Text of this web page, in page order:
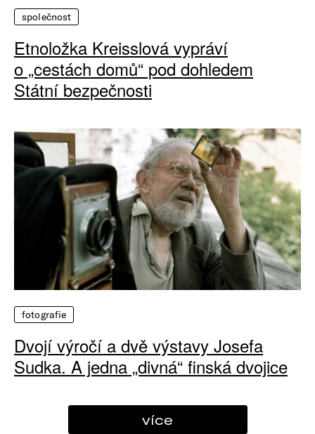
společnost
Etnoložka Kreisslová vypráví
o „cestách domů“ pod dohledem
Státní bezpečnosti
fotografie
Dvojí výročí a dvě výstavy Josefa
Sudka. A jedna „divná“ finská dvojice
více